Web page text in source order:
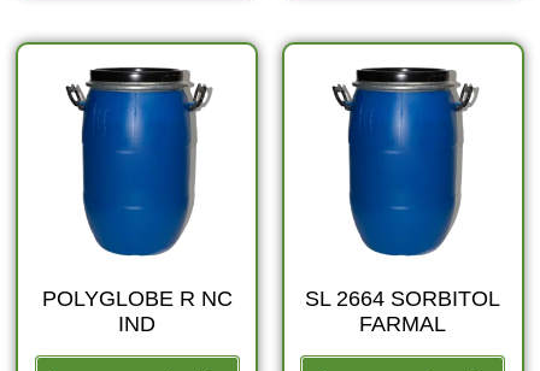
POLYGLOBE R NC
IND
SL 2664 SORBITOL
FARMAL